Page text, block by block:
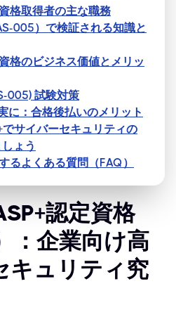
格取得者の主な職務
005）で検証される知識と
格のビジネス価値とメリッ
005) 試験対策
に：合格後払いのメリット
サイバーセキュリティの
ょう
るよくある質問（FAQ）
認定資格
：企業向け高
キュリティ究